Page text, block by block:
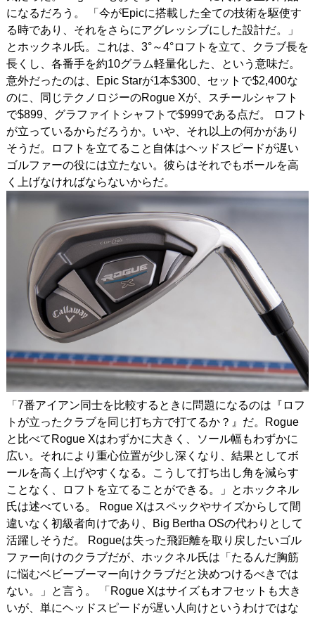
になるだろう。 「今がEpicに搭載した全ての技術を駆使す
る時であり、それをさらにアグレッシブにした設計だ。」
とホックネル氏。これは、3°～4°ロフトを立て、クラブ長を
長くし、各番手を約10グラム軽量化した、という意味だ。
意外だったのは、Epic Starが1本$300、セットで$2,400な
のに、同じテクノロジーのRogue Xが、スチールシャフト
で$899、グラファイトシャフトで$999である点だ。 ロフト
が立っているからだろうか。いや、それ以上の何かがあり
そうだ。ロフトを立てること自体はヘッドスピードが遅い
ゴルファーの役には立たない。彼らはそれでもボールを高
く上げなければならないからだ。
「7番アイアン同士を比較するときに問題になるのは『ロフ
トが立ったクラブを同じ打ち方で打てるか？』だ。Rogue
と比べてRogue Xはわずかに大きく、ソール幅もわずかに
広い。それにより重心位置が少し深くなり、結果としてボ
ールを高く上げやすくなる。こうして打ち出し角を減らす
ことなく、ロフトを立てることができる。」とホックネル
氏は述べている。 Rogue Xはスペックやサイズからして間
違いなく初級者向けであり、Big Bertha OSの代わりとして
活躍しそうだ。 Rogueは失った飛距離を取り戻したいゴル
ファー向けのクラブだが、ホックネル氏は「たるんだ胸筋
に悩むベビーブーマー向けクラブだと決めつけるべきでは
ない。」と言う。 「Rogue Xはサイズもオフセットも大き
いが、単にヘッドスピードが遅い人向けというわけではな